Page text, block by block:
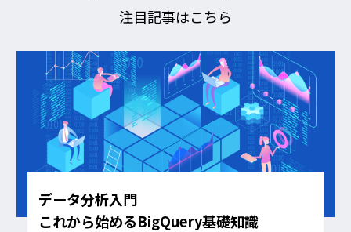
注目記事はこちら
データ分析入門
これから始めるBigQuery基礎知識